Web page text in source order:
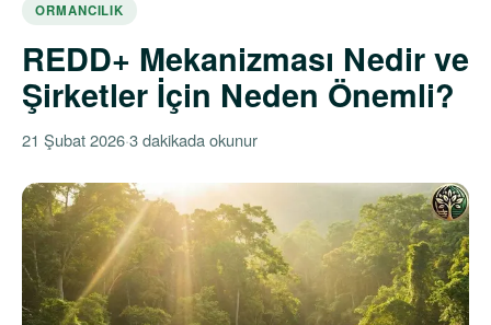
ORMANCILIK
REDD+ Mekanizması Nedir ve
Şirketler İçin Neden Önemli?
21 Şubat 2026·3 dakikada okunur